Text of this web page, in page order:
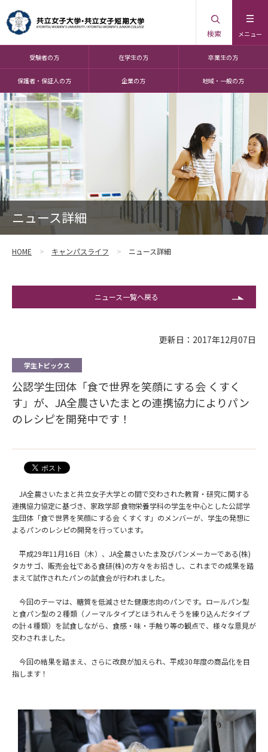
メニュー
検索
受験者の方 在学生の方 卒業生の方
保護者・保証人の方 企業の方 地域・一般の方
ニュース詳細
HOME キャンパスライフ ニュース詳細
ニュース一覧へ戻る
更新日：2017年12月07日
学生トピックス
公認学生団体「食で世界を笑顔にする会 くすく
す」が、JA全農さいたまとの連携協力によりパン
のレシピを開発中です！
JA全農さいたまと共立女子大学との間で交わされた教育・研究に関する
連携協力協定に基づき、家政学部 食物栄養学科の学生を中心とした公認学
生団体「食で世界を笑顔にする会 くすくす」のメンバーが、学生の発想に
よるパンのレシピの開発を行っています。
平成29年11月16日（木）、JA全農さいたま及びパンメーカーである(株)
タカサゴ、販売会社である食研(株)の方々をお招きし、これまでの成果を踏
まえて試作されたパンの試食会が行われました。
今回のテーマは、糖質を低減させた健康志向のパンです。ロールパン型
と食パン型の２種類（ノーマルタイプとほうれんそうを練り込んだタイプ
の計４種類）を試食しながら、食感・味・手触り等の観点で、様々な意見が
交わされました。
今回の結果を踏まえ、さらに改良が加えられ、平成30年度の商品化を目
指します！